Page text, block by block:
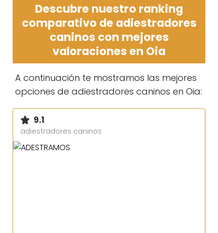
Descubre nuestro ranking
comparativo de adiestradores
caninos con mejores
valoraciones en Oia
A continuación te mostramos las mejores
opciones de adiestradores caninos en Oia:
9.1
adiestradores caninos